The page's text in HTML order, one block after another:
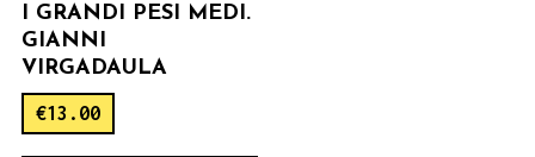
I GRANDI PESI MEDI.
GIANNI
VIRGADAULA
€13.00